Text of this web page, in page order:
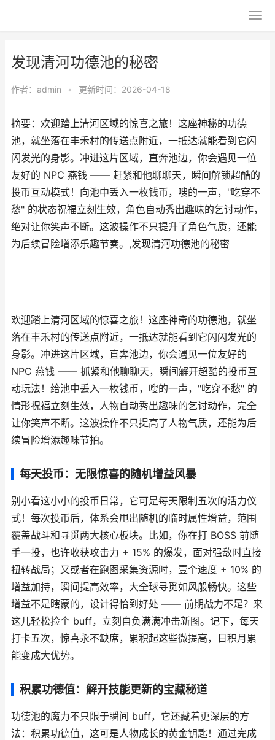
发现清河功德池的秘密
作者： admin • 更新时间：2026-04-18
摘要：欢迎踏上清河区域的惊喜之旅！这座神秘的功德
池，就坐落在丰禾村的传送点附近，一抵达就能看到它闪
闪发光的身影。冲进这片区域，直奔池边，你会遇见一位
友好的 NPC 燕钱 —— 赶紧和他聊聊天，瞬间解锁超酷的
投币互动模式！向池中丢入一枚钱币，嗖的一声，"吃穿不
愁" 的状态祝福立刻生效，角色自动秀出趣味的乞讨动作，
绝对让你笑声不断。这波操作不只提升了角色气质，还能
为后续冒险增添乐趣节奏。,发现清河功德池的秘密
欢迎踏上清河区域的惊喜之旅！这座神奇的功德池，就坐
落在丰禾村的传送点附近，一抵达就能看到它闪闪发光的
身影。冲进这片区域，直奔池边，你会遇见一位友好的
NPC 燕钱 —— 抓紧和他聊聊天，瞬间解开超酷的投币互
动玩法！给池中丢入一枚钱币，嗖的一声，"吃穿不愁" 的
情形祝福立刻生效，人物自动秀出趣味的乞讨动作，完全
让你笑声不断。这波操作不只提高了人物气质，还能为后
续冒险增添趣味节拍。
每天投币：无限惊喜的随机增益风暴
别小看这小小的投币日常，它可是每天限制五次的活力仪
式！每次投币后，体系会甩出随机的临时属性增益，范围
覆盖战斗和寻觅两大核心板块。比如，你在打 BOSS 前随
手一投，也许收获攻击力 + 15% 的爆发，面对强敌时直接
扭转战局；又或者在跑图采集资源时，壹个速度 + 10% 的
增益加持，瞬间提高效率，大全球寻觅如风般畅快。这些
增益不是瞎蒙的，设计得恰到好处 —— 前期战力不足？来
这儿轻松捡个 buff，立刻自负满满冲击新图。记下，每天
打卡五次，惊喜永不缺席，累积起这些微提高，日积月累
能变成大优势。
积累功德值：解开技能更新的宝藏秘道
功德池的魔力不只限于瞬间 buff，它还藏着更深层的方
法：积累功德值，这可是人物成长的黄金钥匙！通过完成